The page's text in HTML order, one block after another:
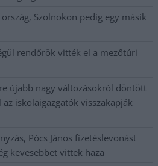
Szolnokon pedig egy másik
rendőrök vitték el a mezőtúri
újabb nagy változásokról döntött
iskolaigazgatók visszakapják
Pócs János fizetéslevonást
kevesebbet vittek haza